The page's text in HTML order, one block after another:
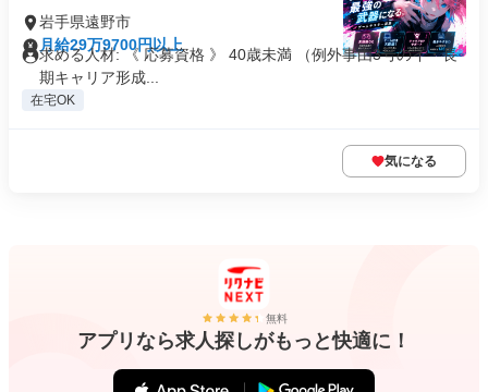
岩手県遠野市
月給29万9700円以上
求める人材: 《 応募資格 》 40歳未満 （例外事由3号のイ・長
期キャリア形成...
在宅OK
気になる
無料
アプリなら求人探しがもっと快適に！